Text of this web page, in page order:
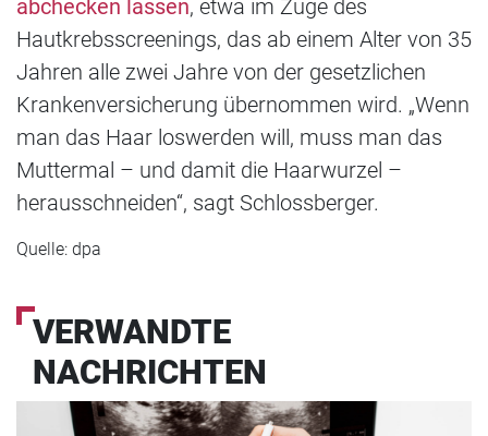
abchecken lassen, etwa im Zuge des
Hautkrebsscreenings, das ab einem Alter von 35
Jahren alle zwei Jahre von der gesetzlichen
Krankenversicherung übernommen wird. „Wenn
man das Haar loswerden will, muss man das
Muttermal – und damit die Haarwurzel –
herausschneiden“, sagt Schlossberger.
Quelle: dpa
VERWANDTE
NACHRICHTEN